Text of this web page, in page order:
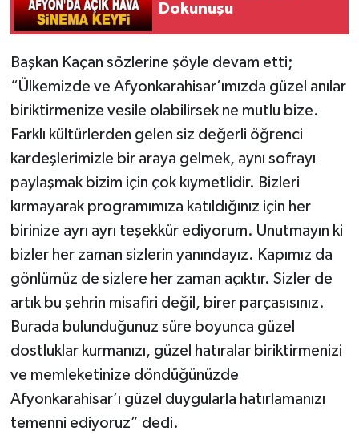
Dokunuşu
Başkan Kaçan sözlerine şöyle devam etti;
“Ülkemizde ve Afyonkarahisar’ımızda güzel anılar
biriktirmenize vesile olabilirsek ne mutlu bize.
Farklı kültürlerden gelen siz değerli öğrenci
kardeşlerimizle bir araya gelmek, aynı sofrayı
paylaşmak bizim için çok kıymetlidir. Bizleri
kırmayarak programımıza katıldığınız için her
birinize ayrı ayrı teşekkür ediyorum. Unutmayın ki
bizler her zaman sizlerin yanındayız. Kapımız da
gönlümüz de sizlere her zaman açıktır. Sizler de
artık bu şehrin misafiri değil, birer parçasısınız.
Burada bulunduğunuz süre boyunca güzel
dostluklar kurmanızı, güzel hatıralar biriktirmenizi
ve memleketinize döndüğünüzde
Afyonkarahisar’ı güzel duygularla hatırlamanızı
temenni ediyoruz” dedi.